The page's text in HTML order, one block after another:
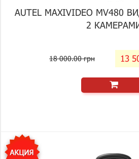
AUTEL MAXIVIDEO MV480
2
18 000.00 грн 13